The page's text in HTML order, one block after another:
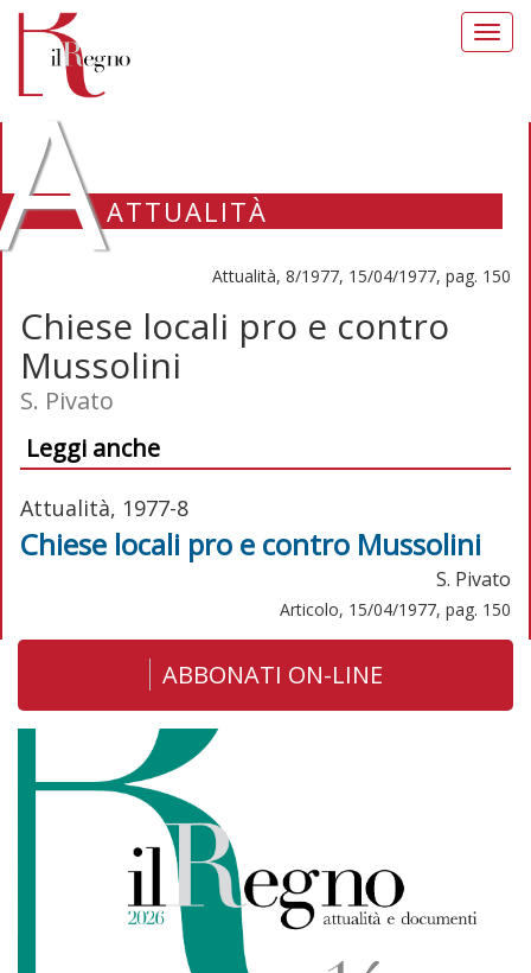
ATTUALITÀ
Attualità, 8/1977, 15/04/1977, pag. 150
Chiese locali pro e contro
Mussolini
S. Pivato
Leggi anche
Attualità, 1977-8
Chiese locali pro e contro Mussolini
S. Pivato
Articolo, 15/04/1977, pag. 150
ABBONATI ON-LINE